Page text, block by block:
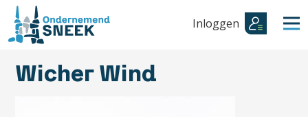
Inloggen
Wicher Wind